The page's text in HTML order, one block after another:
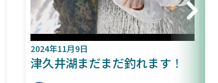
2024年11月6日
11/8（金）ガイド募集中！※